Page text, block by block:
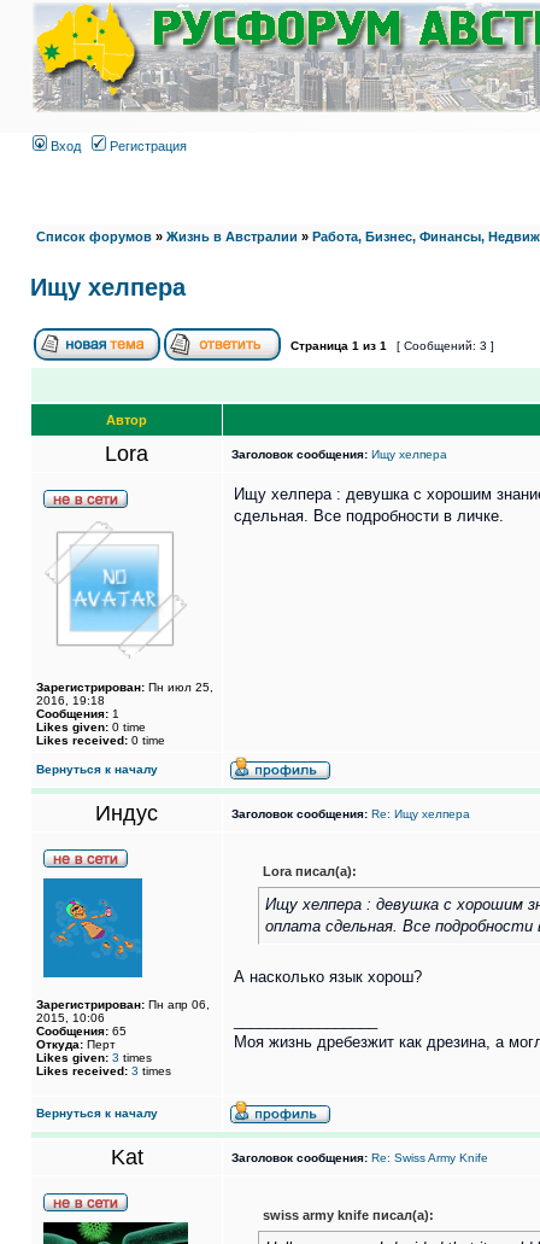
Вход Регистрация
Список форумов » Жизнь в Австралии » Работа, Бизнес, Финансы,
Ищу хелпера
Страница 1 из 1 [ Сообщений: 3 ]
Автор
Lora Заголовок сообщения: Ищу хелпера
Зарегистрирован: Пн июл 25,
2016, 19:18
Сообщения: 1
Likes given: 0 time
Likes received: 0 time
Ищу хелпера : девушка с хорошим
сдельная. Все подробности в личке.
Вернуться к началу
Индус Заголовок сообщения: Re: Ищу хелпера
Зарегистрирован: Пн апр 06,
2015, 10:06
Сообщения: 65
Откуда: Перт
Likes given: 3 times
Likes received: 3 times
Lora писал(а):
Ищу хелпера : девушка с хорошим
оплата сдельная. Все подробности
А насколько язык хорош?
Моя жизнь дребезжит как дрезина, а
Вернуться к началу
Kat Заголовок сообщения: Re: Swiss Army Knife
swiss army knife писал(а):